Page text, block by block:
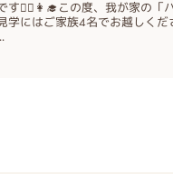
す👨‍⚕️👩‍🎓この度、我が家の「
学にはご家族4名でお越しく